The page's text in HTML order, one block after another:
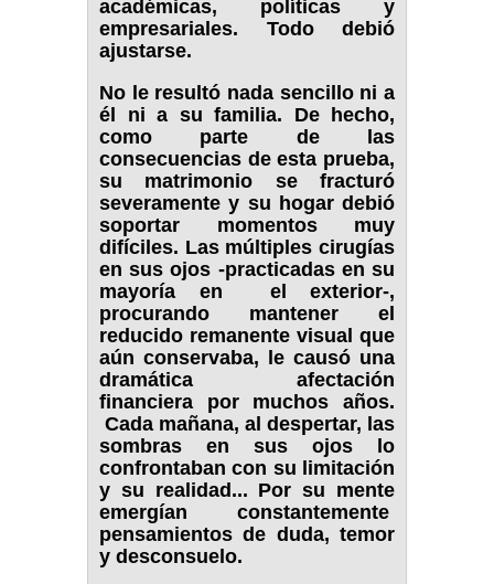
académicas, políticas y
empresariales. Todo debió
ajustarse.
No le resultó nada sencillo ni a
él ni a su familia. De hecho,
como parte de las
consecuencias de esta prueba,
su matrimonio se fracturó
severamente y su hogar debió
soportar momentos muy
difíciles. Las múltiples cirugías
en sus ojos -practicadas en su
mayoría en el exterior-,
procurando mantener el
reducido remanente visual que
aún conservaba, le causó una
dramática afectación
financiera por muchos años.
Cada mañana, al despertar, las
sombras en sus ojos lo
confrontaban con su limitación
y su realidad... Por su mente
emergían constantemente
pensamientos de duda, temor
y desconsuelo.